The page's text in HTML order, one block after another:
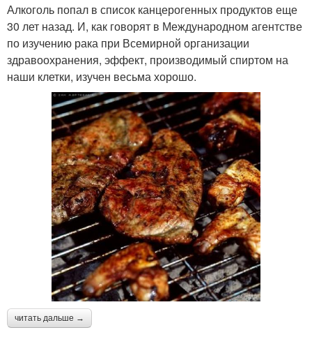
Алкоголь попал в список канцерогенных продуктов еще
30 лет назад. И, как говорят в Международном агентстве
по изучению рака при Всемирной организации
здравоохранения, эффект, производимый спиртом на
наши клетки, изучен весьма хорошо.
читать дальше →